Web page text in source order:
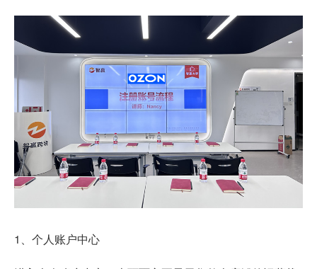
1、个人账户中心